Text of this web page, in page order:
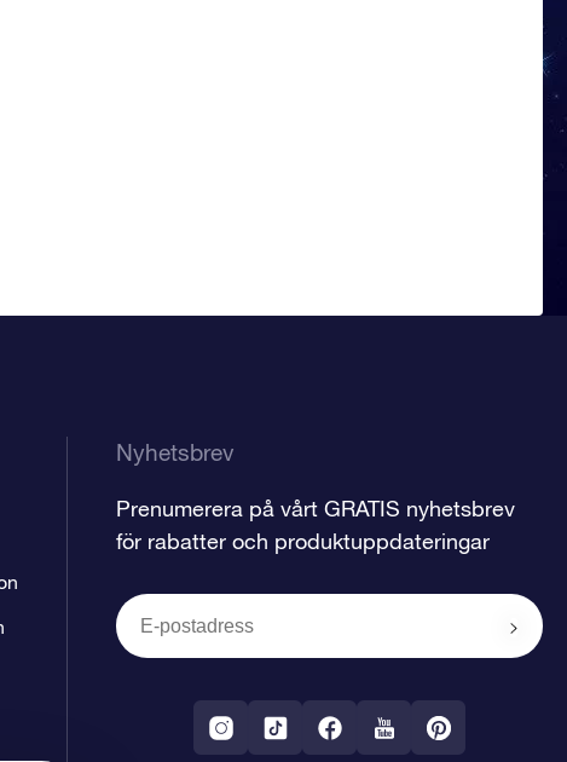
Nyhetsbrev
Prenumerera på vårt GRATIS nyhetsbrev
för rabatter och produktuppdateringar